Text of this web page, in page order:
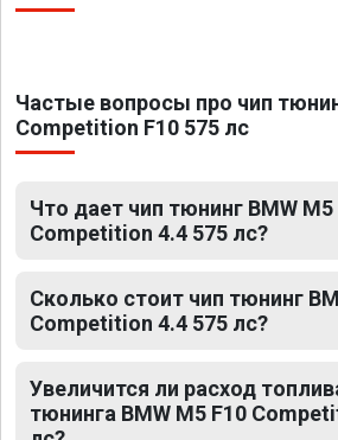
Частые вопросы про чип
Competition F10 575 лс
Что дает чип тюнинг BMW M5
Competition 4.4 575 лс?
Сколько стоит чип тюнинг
Competition 4.4 575 лс?
Увеличится ли расход
тюнинга BMW M5 F10